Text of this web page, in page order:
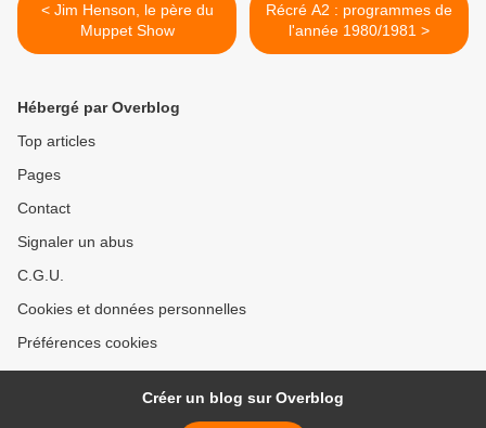
< Jim Henson, le père du
Muppet Show
Récré A2 : programmes de
l'année 1980/1981 >
Hébergé par Overblog
Top articles
Pages
Contact
Signaler un abus
C.G.U.
Cookies et données personnelles
Préférences cookies
Créer un blog sur Overblog